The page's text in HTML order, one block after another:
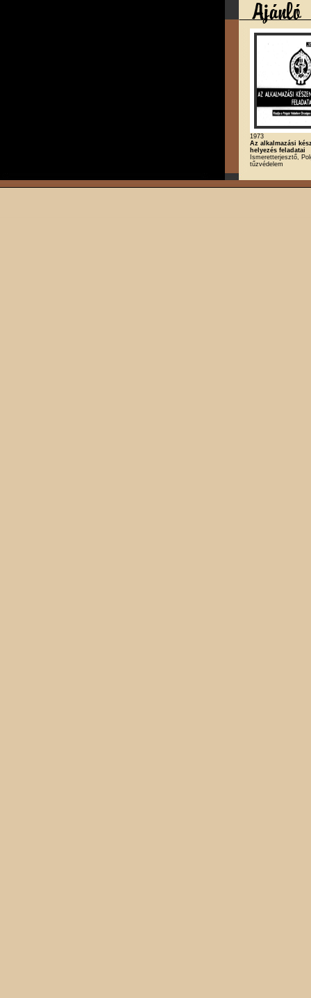
1973
Az alkalmazási
helyezés feladatai
Ismeretterjesztő,
tűzvédelem